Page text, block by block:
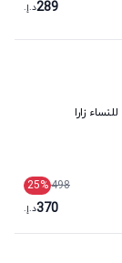
289د.إ.
زارا
498
25%
370د.إ.